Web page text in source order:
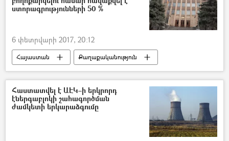
ստորագրությունների 50 %
6 փետրվարի 2017, 20:12
Հայաստան Քաղաքականություն
Հաստատվել է ԱԷԿ–ի երկրորդ
էներգաբլոկի շահագործման
ժամկետի երկարաձգումը